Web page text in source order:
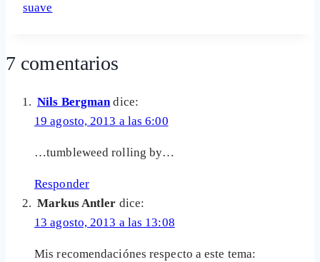
entrada:
suave
7 comentarios
Nils Bergman dice:
19 agosto, 2013 a las 6:00
…tumbleweed rolling by…
Responder
Markus Antler dice:
13 agosto, 2013 a las 13:08
Mis recomendaciónes respecto a este tema: